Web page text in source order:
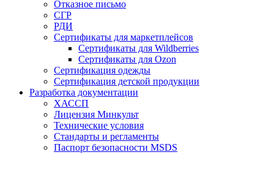
Отказное письмо
СГР
РДИ
Сертификаты для маркетплейсов
Сертификаты для Wildberries
Сертификаты для Ozon
Сертификация одежды
Сертификация детской продукции
Разработка документации
ХАССП
Лицензия Минкульт
Технические условия
Стандарты и регламенты
Паспорт безопасности MSDS